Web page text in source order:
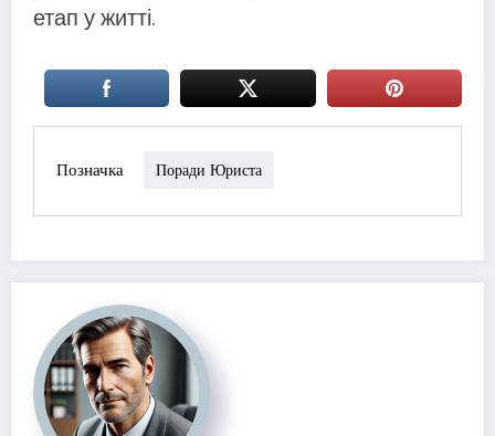
етап у житті.
Позначка Поради Юриста